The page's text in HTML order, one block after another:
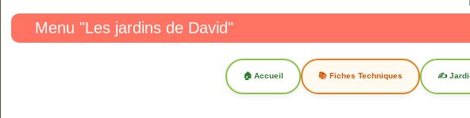
Menu "Les jardins de David"
🏠 Accueil 📚 Fiches Techniques ✍️